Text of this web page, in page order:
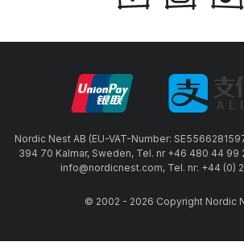
Nordic Nest AB (EU-VAT-Number:
394 70 Kalmar, Sweden, Tel. nr +46 480 44 99
info@nordicnest.com, Tel. nr: +44 (0)
© 2002 - 2026 Copyright Nordic